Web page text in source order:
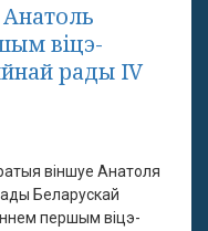
віцэ-
рады IV
віншуе Анатоля
Беларускай
першым віцэ-